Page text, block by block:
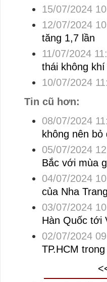
15/07/2024
12/07/2024
tăng 1,7 lần
11/07/2024
thái không khí
10/07/2024
Tin cũ hơn:
08/07/2024
không nên bỏ
05/07/2024
Bắc với mùa
04/07/2024
của Nha Trang
03/07/2024
Hàn Quốc tới
02/07/2024
TP.HCM